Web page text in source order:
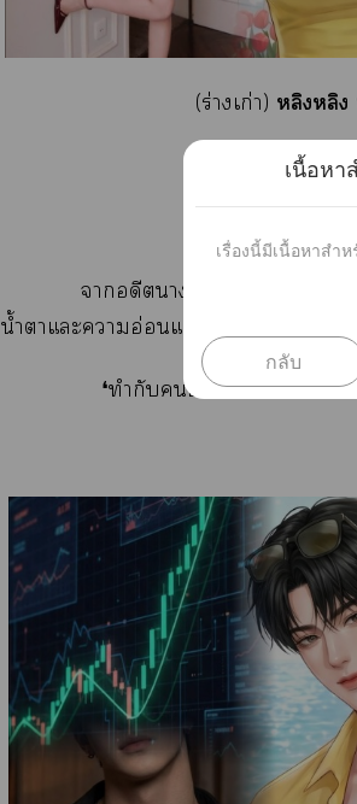
(ร่างเก่า) หลิงหลิง
(ร่างใหม่)มินตร
าอดีตาเหน้าโง่สู่ตัวแ
น้ำาแะาอ่อนแอาเ เาะสิ่
❛ทำกับอื่นไว้เะ โ
เนื้อหา
เรื่องนี้มีเนื้อหาสำ
กลับ